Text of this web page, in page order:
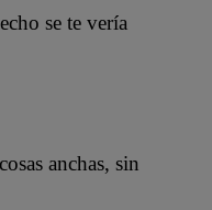
se te vería
anchas, sin